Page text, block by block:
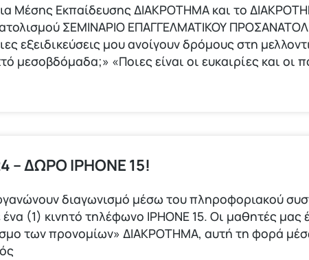
Μέσης Εκπαίδευσης ΔΙΑΚΡΟΤΗΜΑ και το
ΣΕΜΙΝΑΡΙΟ ΕΠΑΓΓΕΛΜΑΤΙΚΟΥ
εξειδικεύσεις μου ανοίγουν δρόμους στη
μεσοβδόμαδα;» «Ποιες είναι οι ευκαιρίες και οι
– ΔΩΡΟ IPHONE 15!
διαγωνισμό μέσω του πληροφοριακού
(1) κινητό τηλέφωνο ΙΡΗΟΝΕ 15. Οι μαθητές μας
των προνομίων» ΔΙΑΚΡΟΤΗΜΑ, αυτή τη φορά